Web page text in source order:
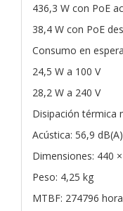
436,3 W con PoE
38,4 W con PoE
Consumo en
24,5 W a 100 V
28,2 W a 240 V
Disipación térmica
Acústica: 56,9 dB(A)
Dimensiones: 440
Peso: 4,25 kg
MTBF: 274796